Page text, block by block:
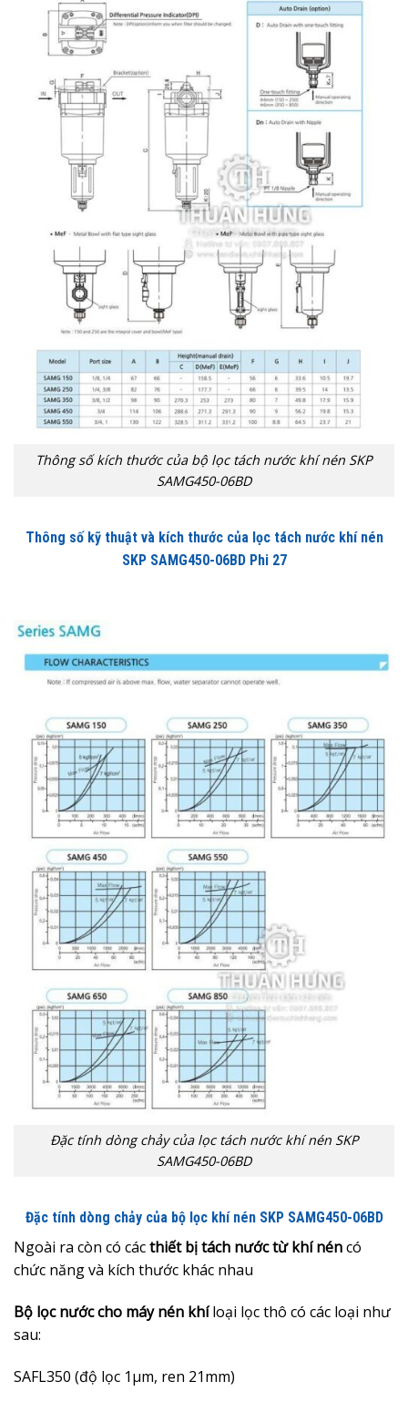
Thông số kích thước của bộ lọc tách nước khí nén SKP
SAMG450-06BD
Thông số kỹ thuật và kích thước của lọc tách nước khí nén
SKP SAMG450-06BD Phi 27
Đặc tính dòng chảy của lọc tách nước khí nén SKP
SAMG450-06BD
Đặc tính dòng chảy của bộ lọc khí nén SKP SAMG450-06BD
Ngoài ra còn có cácthiết bị tách nước từ khí néncó
chức năng và kích thước khác nhau
Bộ lọc nước cho máy nén khíloại lọc thô có các loại như
sau:
SAFL350 (độ lọc 1µm, ren 21mm)